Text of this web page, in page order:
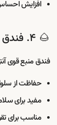
افزایش
🌰 ۴. فندق
فندق منبع قوی
حفاظت از
مفید برای
مناسب برای